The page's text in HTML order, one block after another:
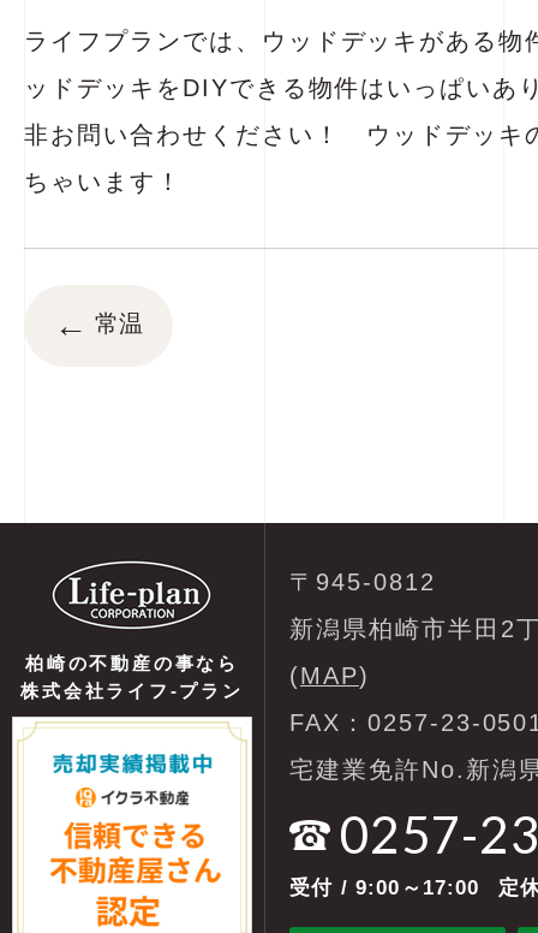
ライフプランでは、ウッドデッキがある物
ッドデッキをDIYできる物件はいっぱい
非お問い合わせください！ ウッドデッキ
ちゃいます！
← 常温
柏崎の不動産の事なら
株式会社ライフ-プラン
〒945-0812
新潟県柏崎市半田2
(MAP)
FAX：0257-23-
宅建業免許No.新潟
0257-
受付 / 9:00～17:00 定